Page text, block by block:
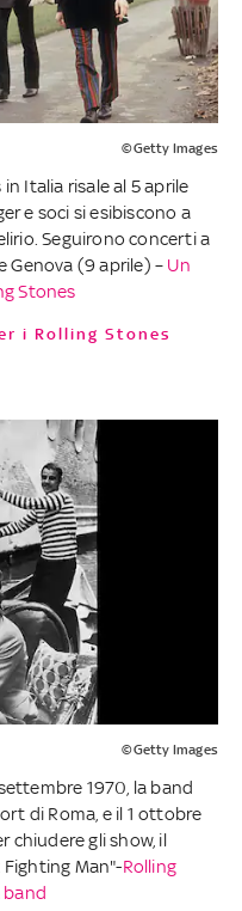
©Getty Images
Italia risale al 5 aprile
e soci si esibiscono a
Seguirono concerti a
Genova (9 aprile) – Un
Stones
i Rolling Stones
©Getty Images
1970, la band
di Roma, e il 1 ottobre
chiudere gli show, il
Fighting Man"-Rolling
band